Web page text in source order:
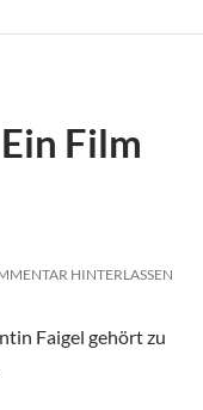
Film
HINTERLASSEN
Faigel gehört zu